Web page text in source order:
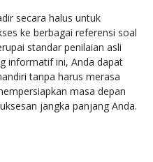
secara halus untuk
ke berbagai referensi soal
standar penilaian asli
informatif ini, Anda dapat
tanpa harus merasa
masa depan
jangka panjang Anda.